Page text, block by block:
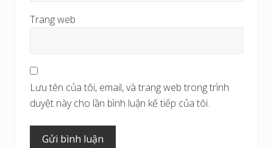
Trang web
Lưu tên của tôi, email, và trang web trong trình
duyệt này cho lần bình luận kế tiếp của tôi.